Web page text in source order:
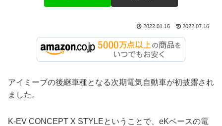
2022.01.16 2022.07.16
アイミーブの後継車種となる次期電気自動車が初披露され
ました。
K-EV CONCEPT X STYLEということで、eKベースの電